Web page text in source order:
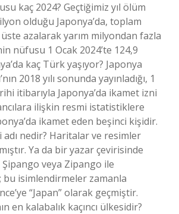
kaç 2024? Geçtiğimiz yıl ölüm
olduğu Japonya’da, toplam
azalarak yarım milyondan fazla
nüfusu 1 Ocak 2024’te 124,9
kaç Türk yaşıyor? Japonya
2018 yılı sonunda yayınladığı, 1
itibarıyla Japonya’da ikamet izni
ilişkin resmi istatistiklere
ikamet eden beşinci kişidir.
adı nedir? Haritalar ve resimler
Ya da bir yazar çevirisinde
veya Zipango ile
bu isimlendirmeler zamanla
“Japan” olarak geçmiştir.
en kalabalık kaçıncı ülkesidir?